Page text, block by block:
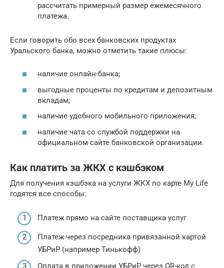
рассчитать примерный размер ежемесячного
платежа.
Если говорить обо всех банковских продуктах
Уральского банка, можно отметить такие плюсы:
наличие онлайн-банка;
выгодные проценты по кредитам и депозитным
вкладам;
наличие удобного мобильного приложения;
наличие чата со службой поддержки на
официальном сайте банковской организации.
Как платить за ЖКХ с кэшбэком
Для получения кэшбэка на услуги ЖКХ по карте My Life
годятся все способы:
Платеж прямо на сайте поставщика услуг
Платеж через посредника привязанной картой
УБРиР (например Тинькофф)
Оплата в приложении УБРиР через QR-код с